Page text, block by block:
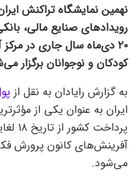
نهمین نمایشگاه تراکنش
۲۰ دی‌ماه سال جاری در
کودکان و نوجوانان برگزار
به گزارش رایادان به نقل از
ایران به عنوان یکی از
آفرینش‌های کانون پرورش
می‌شود.